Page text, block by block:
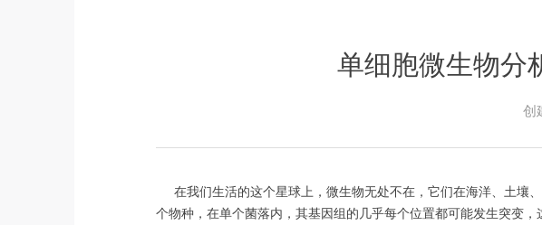
单细胞微生物分
创
在我们生活的这个星球上，微生物无处不在，它们在海洋、土壤
个物种，在单个菌落内，其基因组的几乎每个位置都可能发生突变